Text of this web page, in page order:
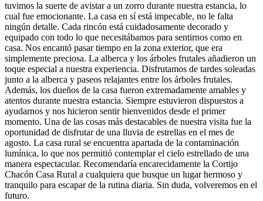
tuvimos la suerte de avistar a un zorro durante nuestra estancia, lo
cual fue emocionante. La casa en sí está impecable, no le falta
ningún detalle. Cada rincón está cuidadosamente decorado y
equipado con todo lo que necesitábamos para sentirnos como en
casa. Nos encantó pasar tiempo en la zona exterior, que era
simplemente preciosa. La alberca y los árboles frutales añadieron un
toque especial a nuestra experiencia. Disfrutamos de tardes soleadas
junto a la alberca y paseos relajantes entre los árboles frutales.
Además, los dueños de la casa fueron extremadamente amables y
atentos durante nuestra estancia. Siempre estuvieron dispuestos a
ayudarnos y nos hicieron sentir bienvenidos desde el primer
momento. Una de las cosas más destacables de nuestra visita fue la
oportunidad de disfrutar de una lluvia de estrellas en el mes de
agosto. La casa rural se encuentra apartada de la contaminación
lumínica, lo que nos permitió contemplar el cielo estrellado de una
manera espectacular. Recomendaría encarecidamente la Cortijo
Chacón Casa Rural a cualquiera que busque un lugar hermoso y
tranquilo para escapar de la rutina diaria. Sin duda, volveremos en el
futuro.